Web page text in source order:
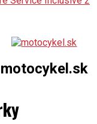
motocykel.sk